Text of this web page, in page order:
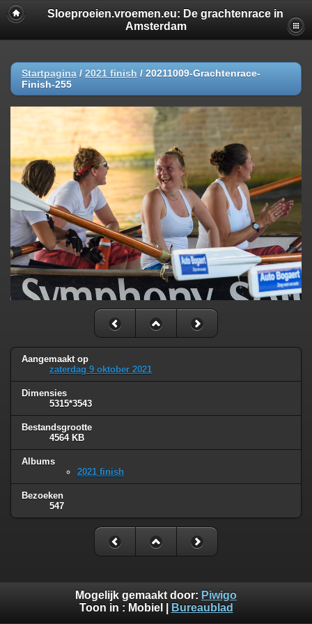
Sloeproeien.vroemen.eu: De grachtenrace in
Amsterdam
Startpagina / 2021 finish / 20211009-Grachtenrace-
Finish-255
Aangemaakt op
zaterdag 9 oktober 2021
Dimensies
5315*3543
Bestandsgrootte
4564 KB
Albums
2021 finish
Bezoeken
547
Mogelijk gemaakt door: Piwigo
Toon in : Mobiel Bureaublad